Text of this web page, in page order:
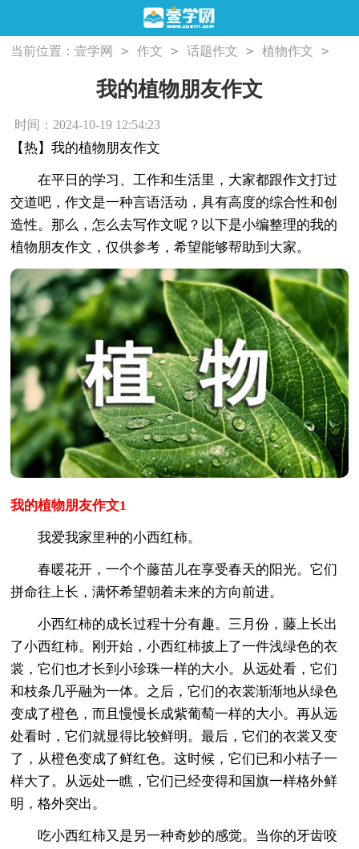
当前位置：壹学网 > 作文 > 话题作文 > 植物作文 >
我的植物朋友作文
我的植物朋友作文
时间：2024-10-19 12:54:23
【热】我的植物朋友作文
在平日的学习、工作和生活里，大家都跟作文打过
交道吧，作文是一种言语活动，具有高度的综合性和创
造性。那么，怎么去写作文呢？以下是小编整理的我的
植物朋友作文，仅供参考，希望能够帮助到大家。
我的植物朋友作文1
我爱我家里种的小西红柿。
春暖花开，一个个藤苗儿在享受春天的阳光。它们
拼命往上长，满怀希望朝着未来的方向前进。
小西红柿的成长过程十分有趣。三月份，藤上长出
了小西红柿。刚开始，小西红柿披上了一件浅绿色的衣
裳，它们也才长到小珍珠一样的大小。从远处看，它们
和枝条几乎融为一体。之后，它们的衣裳渐渐地从绿色
变成了橙色，而且慢慢长成紫葡萄一样的大小。再从远
处看时，它们就显得比较鲜明。最后，它们的衣裳又变
了，从橙色变成了鲜红色。这时候，它们已和小桔子一
样大了。从远处一瞧，它们已经变得和国旗一样格外鲜
明，格外突出。
吃小西红柿又是另一种奇妙的感觉。当你的牙齿咬